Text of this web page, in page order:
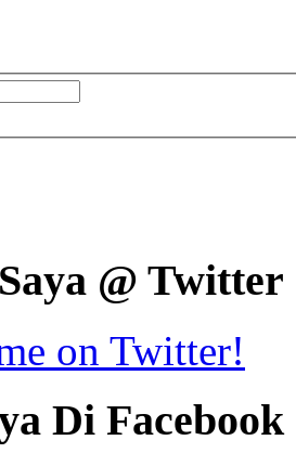
@ Twitter
on Twitter!
Di Facebook